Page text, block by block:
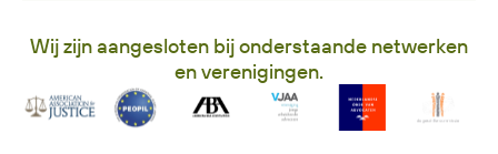
Wij zijn aangesloten bij onderstaande netwerken
en verenigingen.